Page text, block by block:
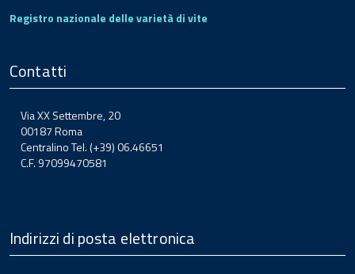
Registro nazionale delle varietà di vite
Contatti
Via XX Settembre, 20
00187 Roma
Centralino Tel. (+39) 06.46651
C.F. 97099470581
Indirizzi di posta elettronica